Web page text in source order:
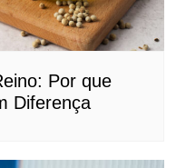
Por que
Diferença